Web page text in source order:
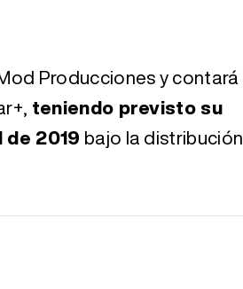
Producciones y contará
teniendo previsto su
2019 bajo la distribución